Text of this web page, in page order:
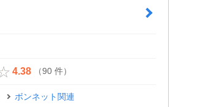
4.38 （90 件）
ボンネット関連